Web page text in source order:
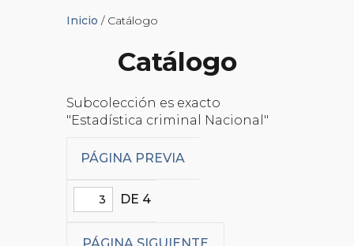
Inicio / Catálogo
Catálogo
Subcolección es exacto
"Estadística criminal Nacional"
PÁGINA PREVIA
DE 4